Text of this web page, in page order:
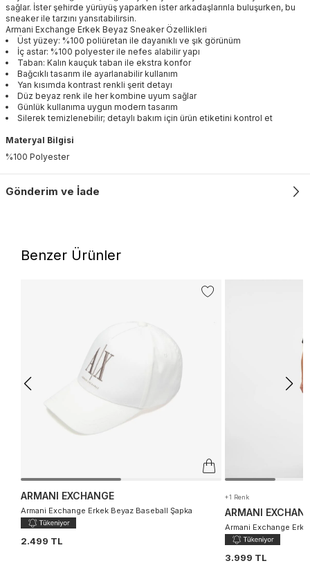
sağlar. İster şehirde yürüyüş yaparken ister arkadaşlarınla buluşurken, bu
sneaker ile tarzını yansıtabilirsin.
Armani Exchange Erkek Beyaz Sneaker Özellikleri
Üst yüzey: %100 poliüretan ile dayanıklı ve şık görünüm
İç astar: %100 polyester ile nefes alabilir yapı
Taban: Kalın kauçuk taban ile ekstra konfor
Bağcıklı tasarım ile ayarlanabilir kullanım
Yan kısımda kontrast renkli şerit detayı
Düz beyaz renk ile her kombine uyum sağlar
Günlük kullanıma uygun modern tasarım
Silerek temizlenebilir; detaylı bakım için ürün etiketini kontrol et
Materyal Bilgisi
%100 Polyester
Gönderim ve İade
Benzer Ürünler
ARMANI EXCHANGE
Armani Exchange Erkek Beyaz Baseball Şapka
2.499 TL
+1 Renk
ARMANI
Armani Exchange
3.999 TL